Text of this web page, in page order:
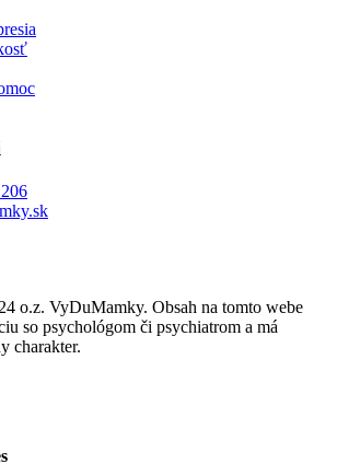
o.z. VyDuMamky. Obsah na tomto webe
so psychológom či psychiatrom a má
charakter.